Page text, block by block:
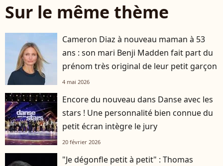
Sur le même thème
Cameron Diaz à nouveau maman à 53
ans : son mari Benji Madden fait part du
prénom très original de leur petit garçon
4 mai 2026
Encore du nouveau dans Danse avec les
stars ! Une personnalité bien connue du
petit écran intègre le jury
20 février 2026
"Je dégonfle petit à petit" : Thomas